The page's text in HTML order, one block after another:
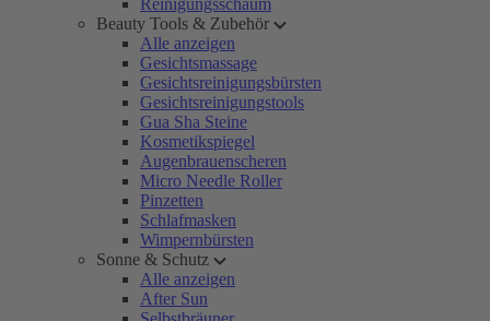
Reinigungsschaum
Beauty Tools & Zubehör
Alle anzeigen
Gesichtsmassage
Gesichtsreinigungsbürsten
Gesichtsreinigungstools
Gua Sha Steine
Kosmetikspiegel
Augenbrauenscheren
Micro Needle Roller
Pinzetten
Schlafmasken
Wimpernbürsten
Sonne & Schutz
Alle anzeigen
After Sun